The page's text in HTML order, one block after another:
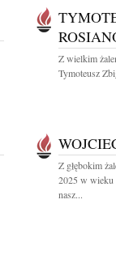
Z wielkim
Tymoteusz
Z głębokim
2025 w wieku
nasz...